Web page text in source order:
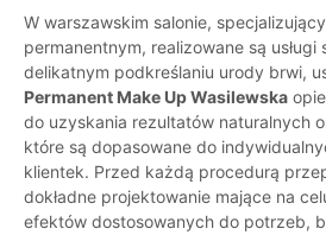
W warszawskim salonie,
permanentnym, realizowane są usługi
delikatnym podkreślaniu urody brwi,
Permanent Make Up Wasilewska
do uzyskania rezultatów naturalnych
które są dopasowane do
klientek. Przed każdą procedurą
dokładne projektowanie mające na
efektów dostosowanych do potrzeb,